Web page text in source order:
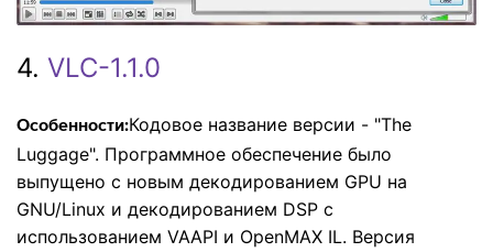
4. VLC-1.1.0
Особенности:Кодовое название версии - "The
Luggage". Программное обеспечение было
выпущено с новым декодированием GPU на
GNU/Linux и декодированием DSP с
использованием VAAPI и OpenMAX IL. Версия